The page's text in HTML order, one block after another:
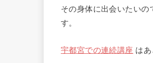
その身体に出会いたいの
す。
宇都宮での連続講座 はあ